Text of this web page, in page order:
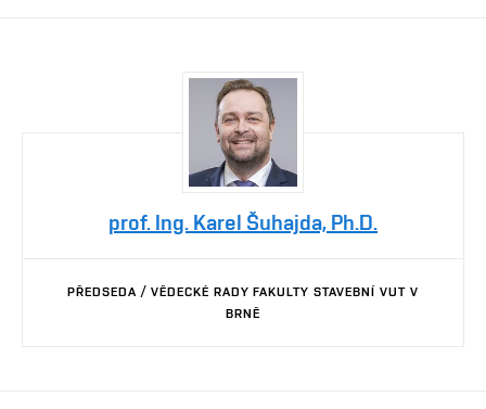
prof. Ing. Karel Šuhajda, Ph.D.
PŘEDSEDA / VĚDECKÉ RADY FAKULTY STAVEBNÍ VUT V
BRNĚ